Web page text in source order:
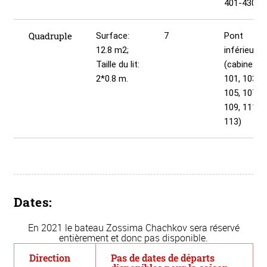
401-430);
Quadruple
Surface:
12.8 m2;
Taille du lit:
2*0.8 m.
7
Pont
inférieur
(cabines
101, 103,
105, 107,
109, 111,
113)
Dates:
En 2021 le bateau Zossima Chachkov sera réservé
entièrement et donc pas disponible.
Direction
Pas de dates de départs